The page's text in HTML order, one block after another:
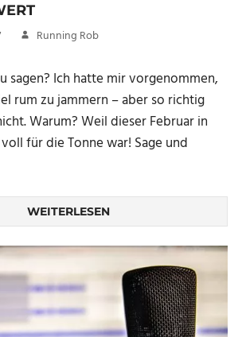
Running Rob
sagen? Ich hatte mir vorgenommen,
rum zu jammern – aber so richtig
Warum? Weil dieser Februar in
für die Tonne war! Sage und
WEITERLESEN